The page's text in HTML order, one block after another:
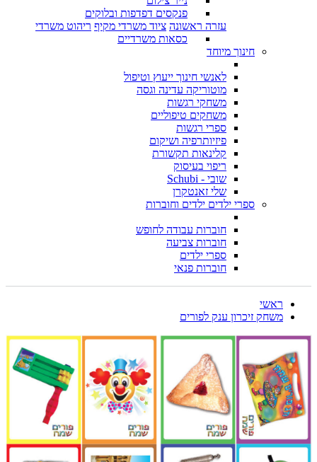
פנקסים דפדפות ובלוקים
עזרה ראשונה ציוד משרדי מקיף ריהוט משרדי
כסאות משרדיים
חינוך מיוחד
לאנשי חינוך ייעוץ וטיפול
מוטוריקה עדינה וגסה
משחקי רגשות
משחקים טיפוליים
ספרי רגשות
פיזיותרפיה ושיקום
קלינאות תקשורת
ריפוי בעיסוק
שובי - Schubi
שלי זאנטקרן
ספרי ילדים ילדים וחוברות
חוברות עבודה לחופש
חוברות צביעה
ספרי ילדים
חוברות פנאי
ראשי
משחק זיכרון ענק לפורים